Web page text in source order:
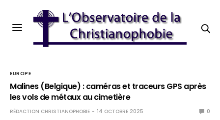
EUROPE
Malines (Belgique) : caméras et traceurs GPS après
les vols de métaux au cimetière
RÉDACTION CHRISTIANOPHOBIE 14 OCTOBRE 2025 0